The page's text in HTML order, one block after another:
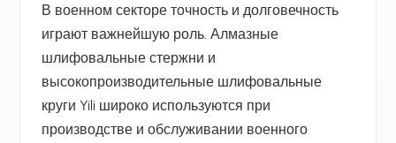
В военном секторе точность и долговечность
играют важнейшую роль. Алмазные
шлифовальные стержни и
высокопроизводительные шлифовальные
круги Yili широко используются при
производстве и обслуживании военного